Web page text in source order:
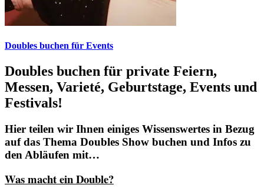
Doubles buchen für Events
Doubles buchen für private Feiern,
Messen, Varieté, Geburtstage, Events und
Festivals!
Hier teilen wir Ihnen einiges Wissenswertes in Bezug
auf das Thema Doubles Show buchen und Infos zu
den Abläufen mit…
Was macht ein Double?